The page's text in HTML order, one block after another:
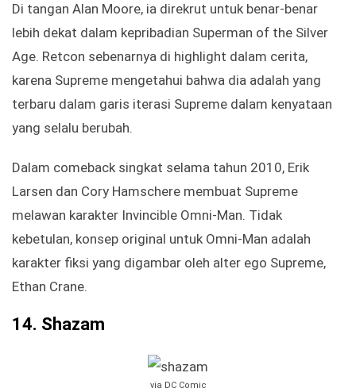
Di tangan Alan Moore, ia direkrut untuk benar-benar
lebih dekat dalam kepribadian Superman of the Silver
Age. Retcon sebenarnya di highlight dalam cerita,
karena Supreme mengetahui bahwa dia adalah yang
terbaru dalam garis iterasi Supreme dalam kenyataan
yang selalu berubah.
Dalam comeback singkat selama tahun 2010, Erik
Larsen dan Cory Hamschere membuat Supreme
melawan karakter Invincible Omni-Man. Tidak
kebetulan, konsep original untuk Omni-Man adalah
karakter fiksi yang digambar oleh alter ego Supreme,
Ethan Crane.
14. Shazam
via DC Comic